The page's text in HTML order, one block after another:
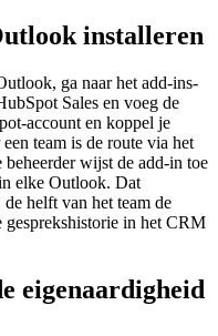
installeren
ga naar het add-ins-
Sales en voeg de
account en koppel je
team is de route via het
wijst de add-in toe
elke Outlook. Dat
helft van het team de
gesprekshistorie in het CRM
eigenaardigheid